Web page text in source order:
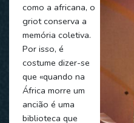
como a africana, o
griot conserva a
memória coletiva.
Por isso, é
costume dizer-se
que «quando na
África morre um
ancião é uma
biblioteca que